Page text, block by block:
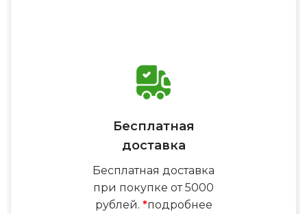
Бесплатная
доставка
Бесплатная доставка
при покупке от 5000
рублей. *подробнее